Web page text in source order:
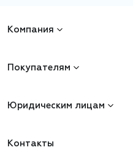
Компания
Покупателям
Юридическим лицам
Контакты